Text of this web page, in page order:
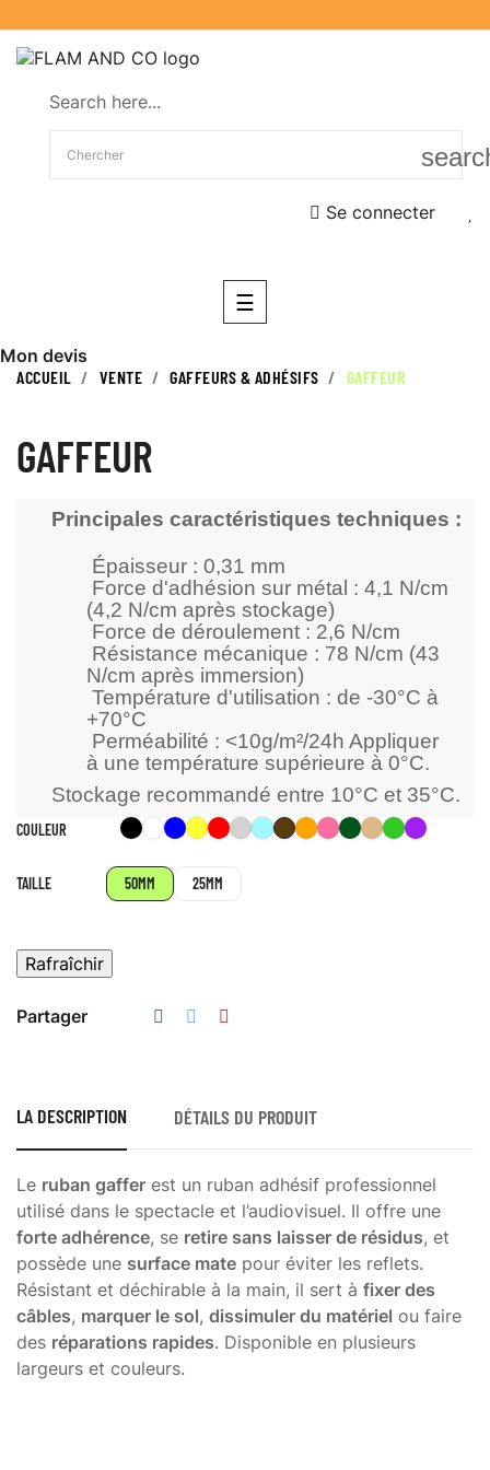
Search here...
Se connecter
Basculer
la
☰
Mon devis
ACCUEIL VENTE GAFFEURS & ADHÉSIFS GAFFEUR
GAFFEUR
Principales caractéristiques techniques :
Épaisseur : 0,31 mm
Force d'adhésion sur métal : 4,1 N/cm
(4,2 N/cm après stockage)
Force de déroulement : 2,6 N/cm
Résistance mécanique : 78 N/cm (43
N/cm après immersion)
Température d'utilisation : de -30°C à
+70°C
Perméabilité : <10g/m²/24h Appliquer
à une température supérieure à 0°C.
Stockage recommandé entre 10°C et 35°C.
COULEUR NoirBlancBleuJauneRougeArgent
BleuMarron
Orange
RoseVertBeigeVertViolet
TAILLE 50MM 25MM
Partager
LA DESCRIPTION DÉTAILS DU PRODUIT
Le ruban gaffer est un ruban adhésif professionnel
utilisé dans le spectacle et l’audiovisuel. Il offre une
forte adhérence, se retire sans laisser de résidus, et
possède une surface mate pour éviter les reflets.
Résistant et déchirable à la main, il sert à fixer des
câbles, marquer le sol, dissimuler du matériel ou faire
des réparations rapides. Disponible en plusieurs
largeurs et couleurs.